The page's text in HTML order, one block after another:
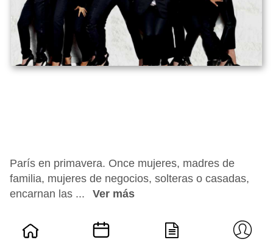
París en primavera. Once mujeres, madres de
familia, mujeres de negocios, solteras o casadas,
encarnan las ...
Ver más